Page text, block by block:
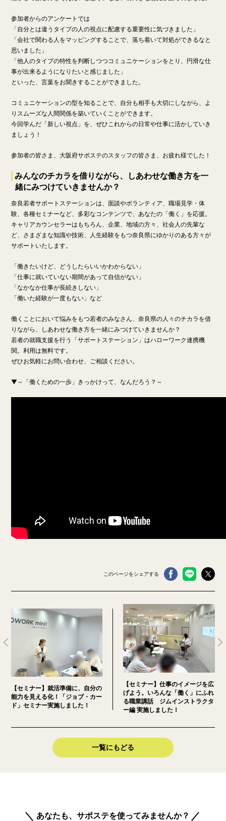
参加者からのアンケートでは
「自分とは違うタイプの人の視点に配慮する重要性に気づきました」
「会社で関わる人をマッピングすることで、落ち着いて対処ができるなと
思いました」
「他人のタイプの特性を判断しつつコミュニケーションをとり、円滑な仕
事が出来るようになりたいと感じました」
といった、言葉をお聞きすることができました。
コミュニケーションの型を知ることで、自分も相手も大切にしながら、よ
りスムーズな人間関係を築いていくことができます。
今回学んだ「新しい視点」を、ぜひこれからの日常や仕事に活かしていき
ましょう！
参加者の皆さま、大阪府サポステのスタッフの皆さま、お疲れ様でした！
みんなのチカラを借りながら、しあわせな働き方を一
緒にみつけていきませんか？
奈良若者サポートステーションは、面談やボランティア、職場見学・体
験、各種セミナーなど、多彩なコンテンツで、あなたの「働く」を応援。
キャリアカウンセラーはもちろん、企業、地域の方々、社会人の先輩な
ど、さまざまな知識や技術、人生経験をもつ奈良県にゆかりのある方々が
サポートいたします。
「働きたいけど、どうしたらいいかわからない」
「仕事に就いていない期間があって自信がない」
「なかなか仕事が長続きしない」
「働いた経験が一度もない」など
働くことにおいて悩みをもつ若者のみなさん、奈良県の人々のチカラを借
りながら、しあわせな働き方を一緒にみつけていきませんか？
若者の就職支援を行う「サポートステーション」はハローワーク連携機
関。利用は無料です。
ぜひお気軽にお問い合わせ、ご相談ください。
▼～「働くための一歩」きっかけって、なんだろう？～
このページをシェアする
【セミナー】就活準備に、自分の
能力を見える化！「ジョブ・カー
ド」セミナー実施しました！
【セミナー】仕事のイメージを広
げよう。いろんな「働く」にふれ
る職業講話 ジムインストラクタ
ー編 実施しました！
一覧にもどる
あなたも、サポステを使ってみませんか？